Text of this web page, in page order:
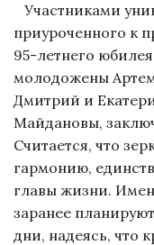
Участниками
приуроченного к
95-летнего
молодожены
Дмитрий и
Майдановы,
Считается, что
гармонию,
главы жизни.
заранее
дни, надеясь, что